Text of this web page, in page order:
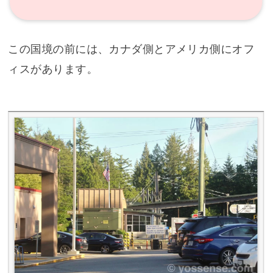
この国境の前には、カナダ側とアメリカ側にオフ
ィスがあります。